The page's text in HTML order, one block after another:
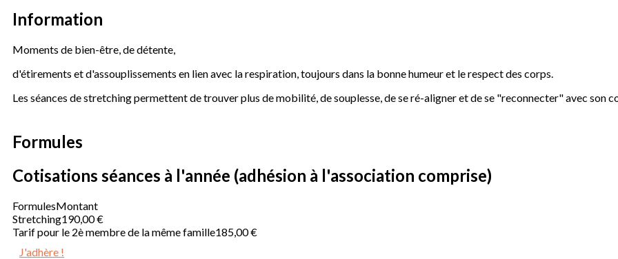
Information
Moments de bien-être, de détente,
d'étirements et d'assouplissements en lien avec la respiration, toujours dans la bonne humeur et le respect des corps.
Les séances de stretching permettent de trouver plus de mobilité, de souplesse, de se ré-aligner et de se "reconnecter" avec son
Formules
Cotisations séances à l'année (adhésion à l'association comprise)
FormulesMontant
Stretching190,00 €
Tarif pour le 2è membre de la même famille185,00 €
J'adhère !